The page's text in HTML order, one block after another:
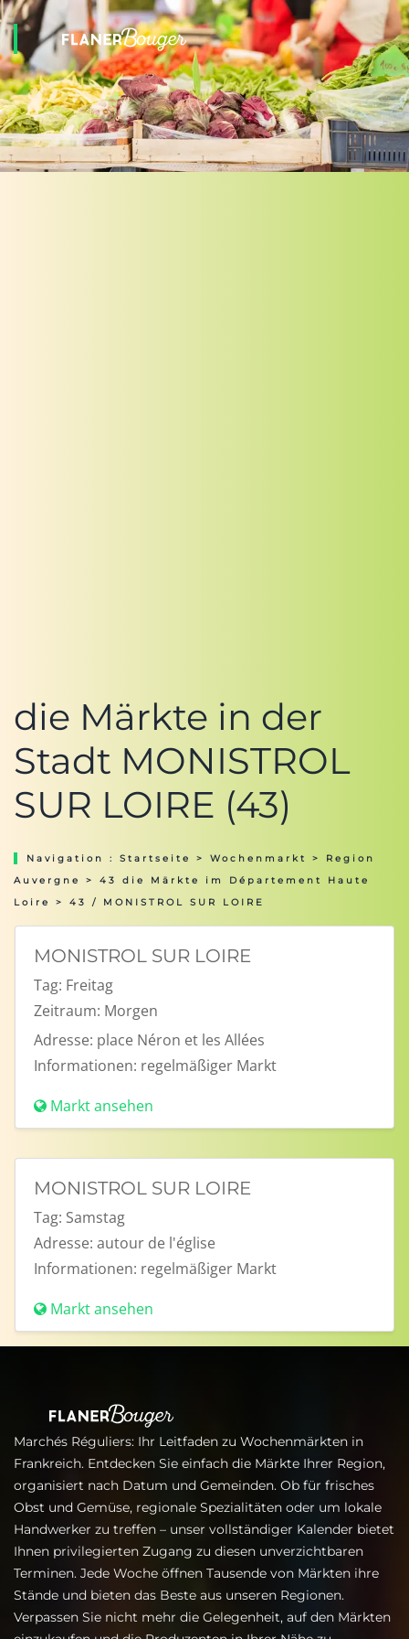
die Märkte in der
Stadt MONISTROL
SUR LOIRE (43)
Navigation : Startseite > Wochenmarkt > Region
Auvergne
> 43 die Märkte im Département Haute
Loire
> 43 / MONISTROL SUR LOIRE
MONISTROL SUR LOIRE
Tag: Freitag
Zeitraum: Morgen
Adresse: place Néron et les Allées
Informationen: regelmäßiger Markt
Markt ansehen
MONISTROL SUR LOIRE
Tag: Samstag
Adresse: autour de l'église
Informationen: regelmäßiger Markt
Markt ansehen
Marchés Réguliers: Ihr Leitfaden zu Wochenmärkten in
Frankreich. Entdecken Sie einfach die Märkte Ihrer Region,
organisiert nach Datum und Gemeinden. Ob für frisches
Obst und Gemüse, regionale Spezialitäten oder um lokale
Handwerker zu treffen – unser vollständiger Kalender bietet
Ihnen privilegierten Zugang zu diesen unverzichtbaren
Terminen. Jede Woche öffnen Tausende von Märkten ihre
Stände und bieten das Beste aus unseren Regionen.
Verpassen Sie nicht mehr die Gelegenheit, auf den Märkten